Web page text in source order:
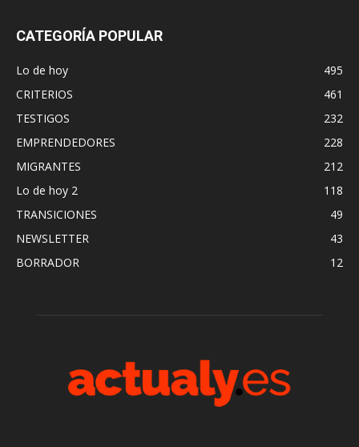
CATEGORÍA POPULAR
Lo de hoy
495
CRITERIOS
461
TESTIGOS
232
EMPRENDEDORES
228
MIGRANTES
212
Lo de hoy 2
118
TRANSICIONES
49
NEWSLETTER
43
BORRADOR
12